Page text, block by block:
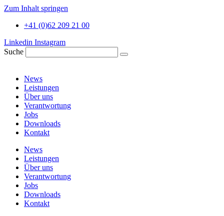
Zum Inhalt springen
+41 (0)62 209 21 00
Linkedin Instagram
Suche
News
Leistungen
Über uns
Verantwortung
Jobs
Downloads
Kontakt
News
Leistungen
Über uns
Verantwortung
Jobs
Downloads
Kontakt